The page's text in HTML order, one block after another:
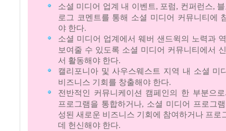
소셜 미디어 업계 내 이벤트, 포럼, 컨퍼런스,
로그 코멘트를 통해 소셜 미디어 커뮤니티에
야 한다.
소셜 미디어 업계에서 웨버 샌드윅의 노력과
보여줄 수 있도록 소셜 미디어 커뮤니티에서
서 활동해야 한다.
캘리포니아 및 사우스웨스트 지역 내 소셜 미
비즈니스 기회를 창출해야 한다.
전반적인 커뮤니케이션 캠페인의 한 부분으
프로그램을 통합하거나, 소셜 미디어 프로그
성된 새로운 비즈니스 기회에 참여하거나 프로
데 헌신해야 한다.